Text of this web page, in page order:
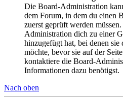
Die Board-Administration
dem Forum, in dem du einen
zuerst geprüft werden
Administration dich zu einer
hinzugefügt hat, bei denen sie
möchte, bevor sie auf der
kontaktiere die Board-
Informationen dazu benötigst.
Nach oben